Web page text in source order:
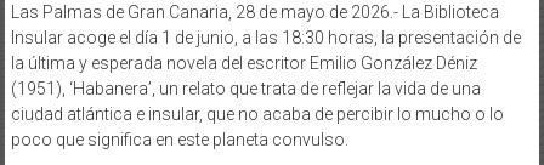
Las Palmas de Gran Canaria, 28 de mayo de 2026.- La Biblioteca
Insular acoge el día 1 de junio, a las 18:30 horas, la presentación de
la última y esperada novela del escritor Emilio González Déniz
(1951), ‘Habanera’, un relato que trata de reflejar la vida de una
ciudad atlántica e insular, que no acaba de percibir lo mucho o lo
poco que significa en este planeta convulso.